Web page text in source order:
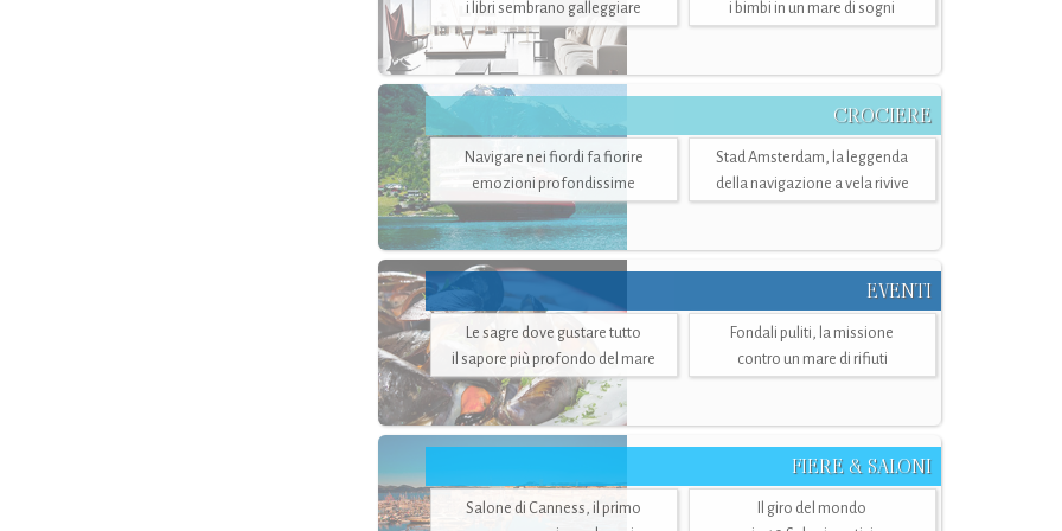
i libri sembrano galleggiare i bimbi in un mare di sogni
CROCIERE
Navigare nei fiordi fa fiorire
emozioni profondissime
Stad Amsterdam, la leggenda
della navigazione a vela rivive
EVENTI
Le sagre dove gustare tutto
il sapore più profondo del mare
Fondali puliti, la missione
contro un mare di rifiuti
FIERE & SALONI
Salone di Canness, il primo
Il giro del mondo